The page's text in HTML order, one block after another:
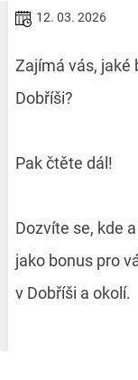
12. 03. 2026
Zajímá vás, jaké
Dobříši?
Pak čtěte dál!
Dozvíte se, kde
jako bonus pro
v Dobříši a okolí.